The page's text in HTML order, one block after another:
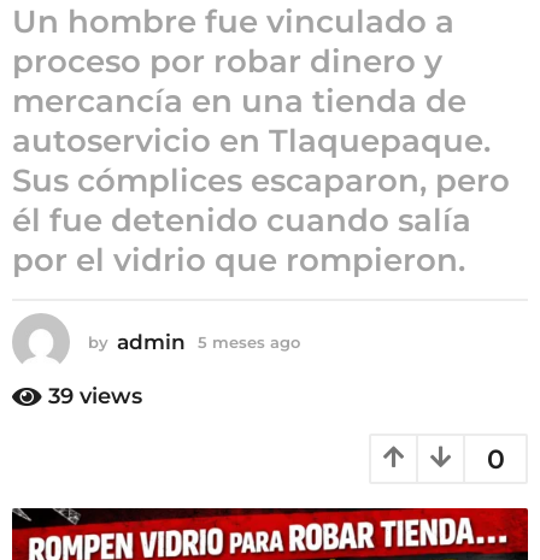
a
g
o
5
m
e
s
e
s
g
o
Un hombre fue vinculado a
proceso por robar dinero y
mercancía en una tienda de
autoservicio en Tlaquepaque.
Sus cómplices escaparon, pero
él fue detenido cuando salía
por el vidrio que rompieron.
by admin 5 meses ago
o
39 views
0